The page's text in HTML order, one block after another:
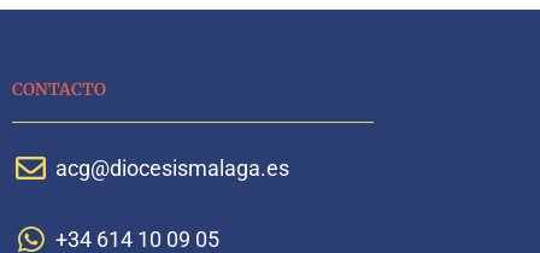
CONTACTO
acg@diocesismalaga.es
+34 614 10 09 05